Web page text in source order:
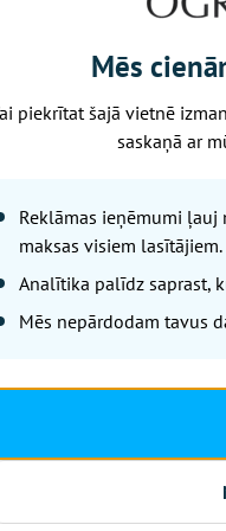
vēstulē iebilda
Pjotram Avenam
Mēs
piekrītat šajā vietnē
saskaņā ar
Reklāmas ieņēmumi ļauj
maksas visiem lasītājiem.
Analītika palīdz saprast,
Mēs nepārdodam tavus